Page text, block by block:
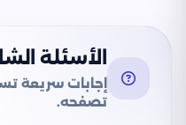
الأسئلة
إجابات سريعة
تصفحه.